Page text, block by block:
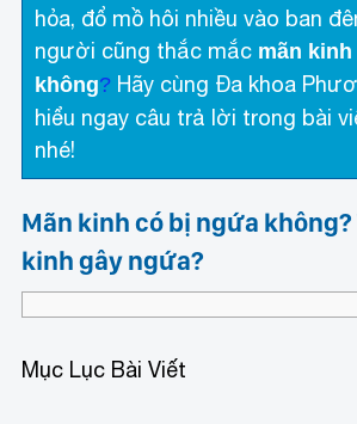
hỏa, đổ mồ hôi nhiều vào ban
người cũng thắc mắc mãn
không? Hãy cùng Đa khoa
hiểu ngay câu trả lời trong bài
nhé!
Mãn kinh có bị ngứa không?
kinh gây ngứa?
Mục Lục Bài Viết